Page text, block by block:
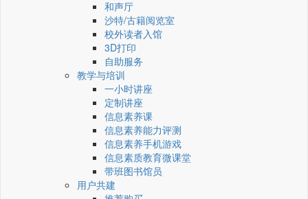
和声厅
沙特/古籍阅览室
校外读者入馆
3D打印
自助服务
教学与培训
一小时讲座
定制讲座
信息素养课
信息素养能力评测
信息素养手机游戏
信息素质教育微课堂
带班图书馆员
用户共建